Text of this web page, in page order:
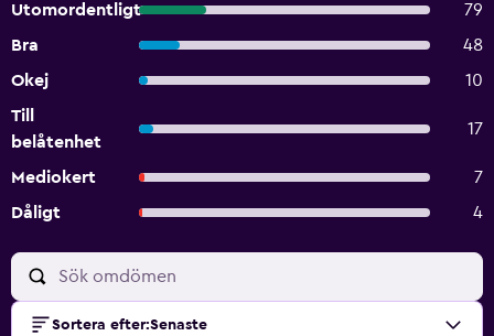
Utomordentligt
79
Bra
48
Okej
10
Till
belåtenhet
17
Mediokert
7
Dåligt
4
Sortera efter:Senaste